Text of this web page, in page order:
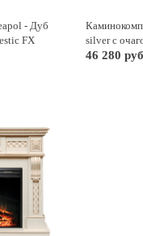
- Дуб
FX
silver с
Black
46 280